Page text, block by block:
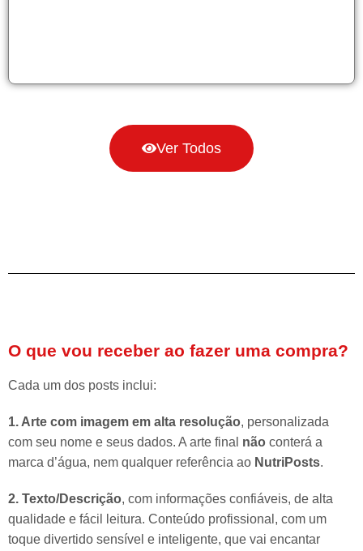
Ver Todos
O que vou receber ao fazer uma compra?
Cada um dos posts inclui:
1. Arte com imagem em alta resolução, personalizada
com seu nome e seus dados. A arte final não conterá a
marca d’água, nem qualquer referência ao NutriPosts.
2. Texto/Descrição, com informações confiáveis, de alta
qualidade e fácil leitura. Conteúdo profissional, com um
toque divertido sensível e inteligente, que vai encantar